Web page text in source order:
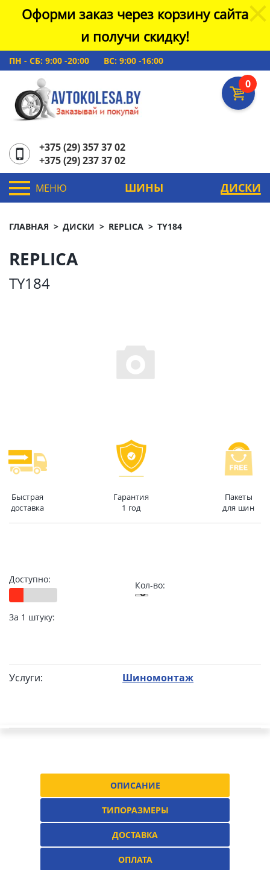
Оформи заказ через корзину сайта
и получи скидку!
ПН - СБ: 9:00 -20:00 ВС: 9:00 -16:00
0
+375 (29) 357 37 02
+375 (29) 237 37 02
МЕНЮ ШИНЫ ДИСКИ
ГЛАВНАЯ ДИСКИ REPLICA TY184
REPLICA
TY184
Быстрая
доставка
Гарантия
1 год
Пакеты
для шин
Доступно:
Кол-во:
За 1 штуку:
Услуги: Шиномонтаж
ОПИСАНИЕ
ТИПОРАЗМЕРЫ
ДОСТАВКА
ОПЛАТА